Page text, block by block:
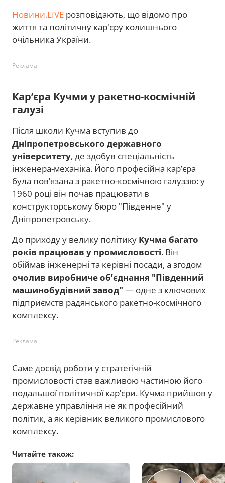
Новини.LIVE розповідають, що відомо про
життя та політичну кар'єру колишнього
очільника України.
Реклама
Кар’єра Кучми у ракетно-космічній
галузі
Після школи Кучма вступив до
Дніпропетровського державного
університету, де здобув спеціальність
інженера-механіка. Його професійна кар’єра
була пов’язана з ракетно-космічною галуззю: у
1960 році він почав працювати в
конструкторському бюро "Південне" у
Дніпропетровську.
До приходу у велику політику Кучма багато
років працював у промисловості. Він
обіймав інженерні та керівні посади, а згодом
очолив виробниче об’єднання "Південний
машинобудівний завод" — одне з ключових
підприємств радянського ракетно-космічного
комплексу.
Реклама
Саме досвід роботи у стратегічній
промисловості став важливою частиною його
подальшої політичної кар’єри. Кучма прийшов у
державне управління не як професійний
політик, а як керівник великого промислового
комплексу.
Читайте також: